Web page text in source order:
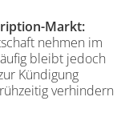
Markt:
nehmen im
bleibt jedoch
Kündigung
verhindern